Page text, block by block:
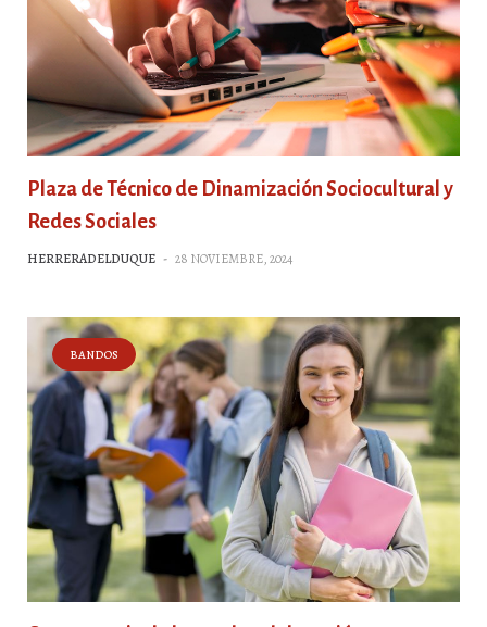
Plaza de Técnico de Dinamización Sociocultural y
Redes Sociales
HERRERADELDUQUE - 28 NOVIEMBRE, 2024
BANDOS